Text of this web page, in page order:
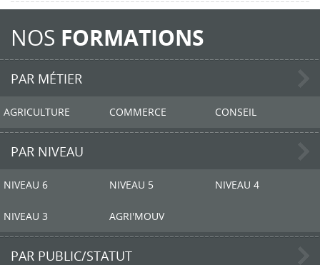
NOS FORMATIONS
PAR MÉTIER
AGRICULTURE COMMERCE CONSEIL
PAR NIVEAU
NIVEAU 6 NIVEAU 5 NIVEAU 4
NIVEAU 3 AGRI'MOUV
PAR PUBLIC/STATUT